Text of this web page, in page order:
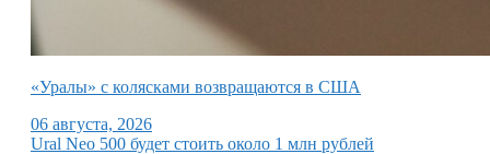
«Уралы» с колясками возвращаются в США
06 августа, 2026
Ural Neo 500 будет стоить около 1 млн рублей